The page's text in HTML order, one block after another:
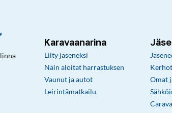
Karavaanarina
Liity jäseneksi
Näin aloitat harrastuksen
Vaunut ja autot
Leirintämatkailu
Omat